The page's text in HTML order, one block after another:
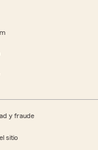
y fraude
sitio